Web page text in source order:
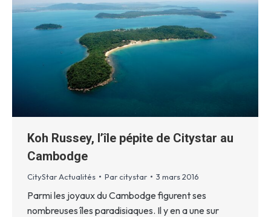
Koh Russey, l’île pépite de Citystar au
Cambodge
CityStar Actualités Par citystar 3 mars 2016
Parmi les joyaux du Cambodge figurent ses
nombreuses îles paradisiaques. Il y en a une sur